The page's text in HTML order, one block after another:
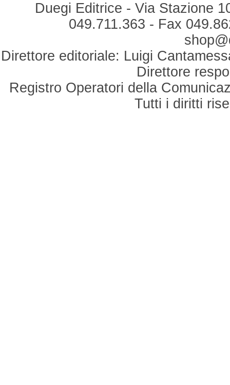
Duegi Editrice - Via Stazione
049.711.363 - Fax
Direttore editoriale: Luigi
Direttore
Registro Operatori della
Tutti i diritti